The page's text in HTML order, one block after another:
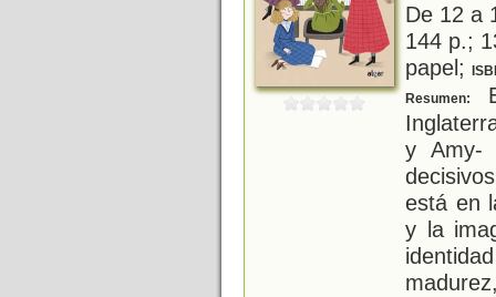
De 12 a
144 p.;
papel;
Resumen:
y Amy-
está en
y la